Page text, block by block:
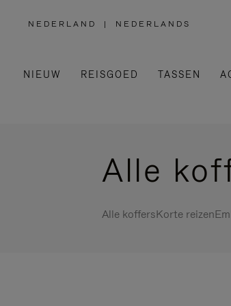
NEDERLAND
,
| NEDERLANDS
NIEUW REISGOED TASSEN
Alle
Alle koffersKorte reizen